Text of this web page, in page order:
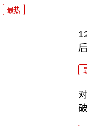
最热